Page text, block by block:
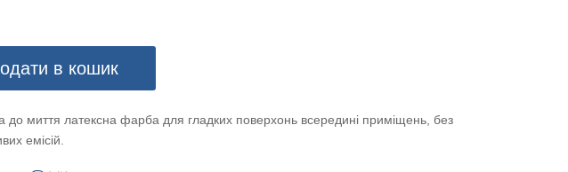
в кошик
до миття латексна фарба для гладких поверхонь всередині приміщень, без
емісій.